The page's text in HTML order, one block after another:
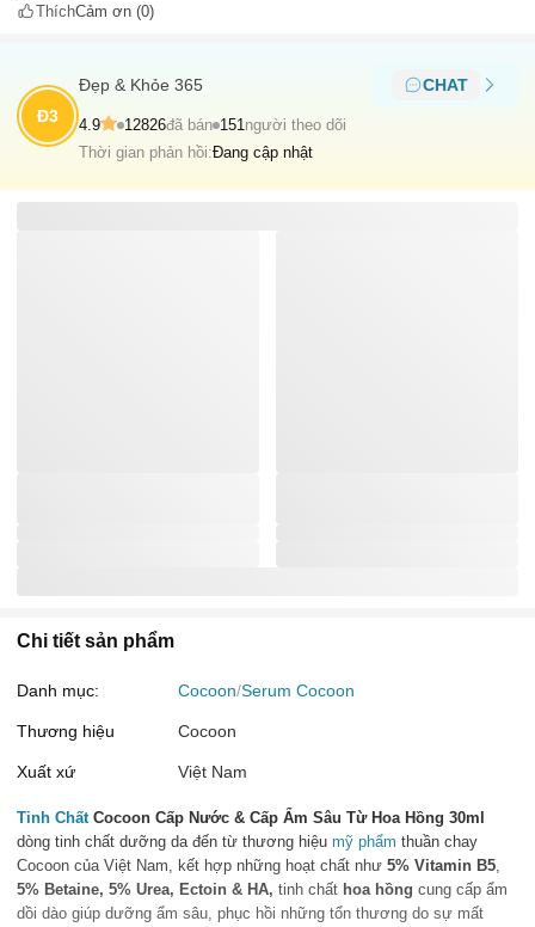
ThíchCảm ơn (0)
Đ3
Đẹp & Khỏe 365 CHAT
4.9 12826đã bán 151 người theo dõi
Thời gian phản hồi:Đang cập nhật
Chi tiết sản phẩm
Danh mục: Cocoon Serum Cocoon
Thương hiệu Cocoon
Xuất xứ Việt Nam
Tinh Chất Cocoon Cấp Nước & Cấp Ẩm Sâu Từ Hoa Hồng 30ml
dòng tinh chất dưỡng da đến từ thương hiệu mỹ phẩm thuần chay
Cocoon của Việt Nam, kết hợp những hoạt chất như 5% Vitamin B5
5% Betaine, 5% Urea, Ectoin & HA, tinh chất hoa hồng cung cấp ẩm
dồi dào giúp dưỡng ẩm sâu, phục hồi những tổn thương do sự mất